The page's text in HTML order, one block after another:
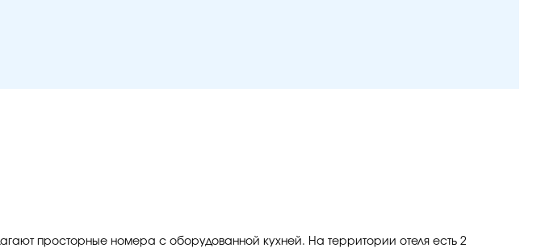
просторные номера с оборудованной кухней. На территории отеля есть 2